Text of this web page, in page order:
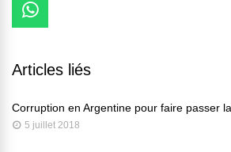
Articles liés
Corruption en Argentine pour faire passer
5 juillet 2018